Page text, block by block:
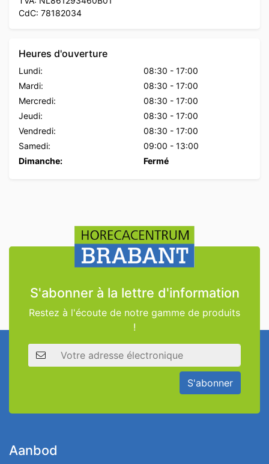
CdC: 78182034
Heures d'ouverture
Lundi: 08:30 - 17:00
Mardi:
08:30 - 17:00
Mercredi:
08:30 - 17:00
Jeudi:
08:30 - 17:00
Vendredi:
08:30 - 17:00
Samedi:
09:00 - 13:00
Dimanche:
Fermé
S'abonner à la lettre d'information
Restez à l'écoute de notre gamme de produits
!
Adresse électronique
S'abonner
Aanbod